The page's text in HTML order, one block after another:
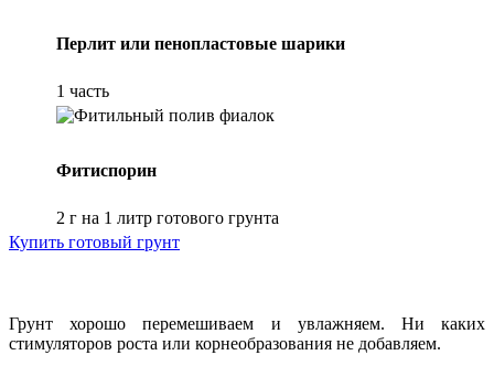
Перлит или пенопластовые шарики
1 часть
Фитиспорин
2 г на 1 литр готового грунта
Купить готовый грунт
Грунт хорошо перемешиваем и увлажняем. Ни каких
стимуляторов роста или корнеобразования не добавляем.